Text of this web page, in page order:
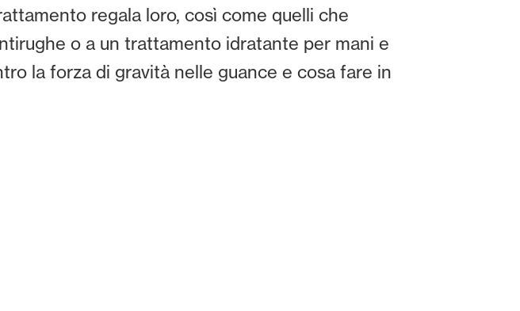
regala loro, così come quelli che
o a un trattamento idratante per mani e
la forza di gravità nelle guance e cosa fare in